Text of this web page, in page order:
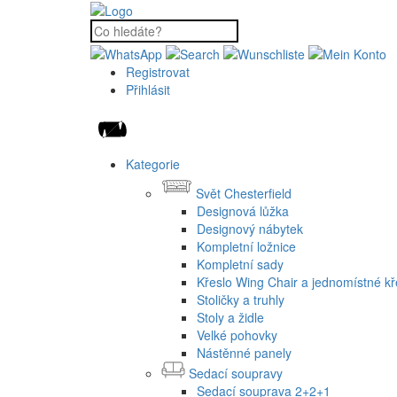
Registrovat
Přihlásit
Kategorie
Svět Chesterfield
Designová lůžka
Designový nábytek
Kompletní ložnice
Kompletní sady
Křeslo Wing Chair a jednomístné
Stoličky a truhly
Stoly a židle
Velké pohovky
Nástěnné panely
Sedací soupravy
Sedací souprava 2+2+1